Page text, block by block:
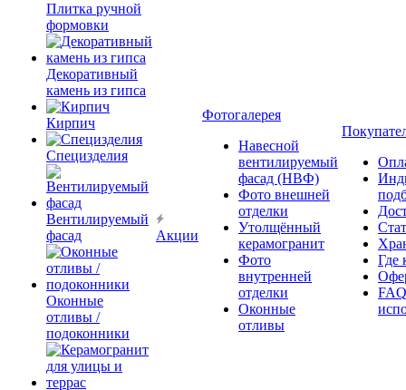
Плитка ручной
формовки
Декоративный
камень из гипса
Кирпич
Специзделия
Вентилируемый
фасад
Оконные
отливы /
подоконники
Акции
Фотогалерея
Навесной
вентилируемый
фасад (НВФ)
Фото внешней
отделки
Утолщённый
керамогранит
Фото
внутренней
отделки
Оконные
отливы
Где